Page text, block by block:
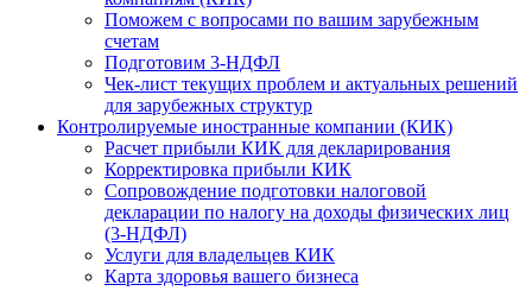
Поможем с вопросами по вашим зарубежным
счетам
Подготовим 3-НДФЛ
Чек-лист текущих проблем и актуальных решений
для зарубежных структур
Контролируемые иностранные компании (КИК)
Расчет прибыли КИК для декларирования
Корректировка прибыли КИК
Сопровождение подготовки налоговой
декларации по налогу на доходы физических лиц
(3-НДФЛ)
Услуги для владельцев КИК
Карта здоровья вашего бизнеса